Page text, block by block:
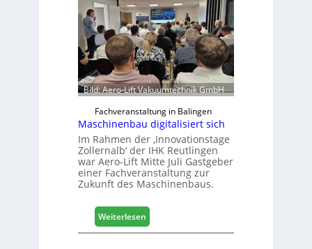
b
r
a
n
h
e
e
r
ö
r
t
e
r
Z
u
Bild: Aero-Lift Vakuumtechnik GmbH
Fachveranstaltung in Balingen
Maschinenbau digitalisiert sich
Im Rahmen der ‚Innovationstage
Zollernalb‘ der IHK Reutlingen
war Aero-Lift Mitte Juli Gastgeber
einer Fachveranstaltung zur
Zukunft des Maschinenbaus.
Weiterlesen:
M